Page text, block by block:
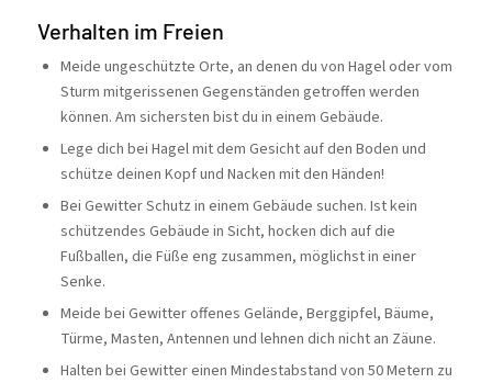
Verhalten im Freien
Meide ungeschützte Orte, an denen du von Hagel oder vom
Sturm mitgerissenen Gegenständen getroffen werden
können. Am sichersten bist du in einem Gebäude.
Lege dich bei Hagel mit dem Gesicht auf den Boden und
schütze deinen Kopf und Nacken mit den Händen!
Bei Gewitter Schutz in einem Gebäude suchen. Ist kein
schützendes Gebäude in Sicht, hocken dich auf die
Fußballen, die Füße eng zusammen, möglichst in einer
Senke.
Meide bei Gewitter offenes Gelände, Berggipfel, Bäume,
Türme, Masten, Antennen und lehnen dich nicht an Zäune.
Halten bei Gewitter einen Mindestabstand von 50 Metern zu